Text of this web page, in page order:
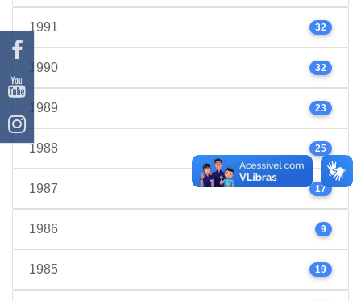
1991 32
1990 32
1989 23
1988 25
1987 17
1986 9
1985 19